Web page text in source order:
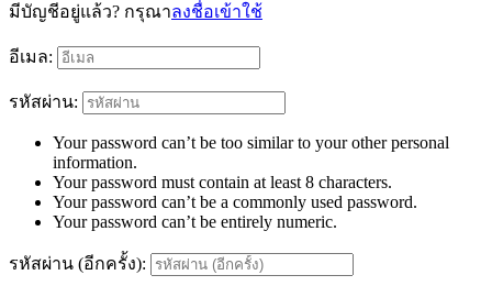
มีบัญชีอยู่แล้ว? กรุณาลงชื่อเข้าใช้
อีเมล:
รหัสผ่าน:
Your password can’t be too similar to your other personal
information.
Your password must contain at least 8 characters.
Your password can’t be a commonly used password.
Your password can’t be entirely numeric.
รหัสผ่าน (อีกครั้ง):